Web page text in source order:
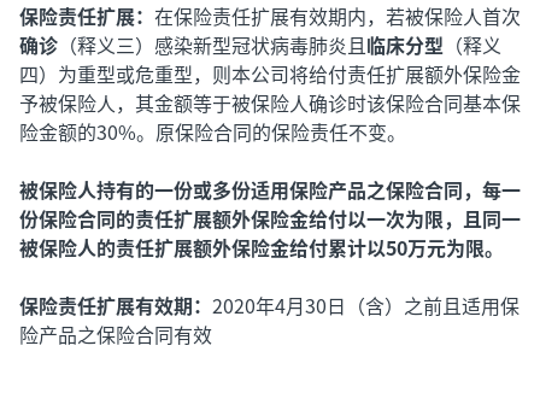
保险责任扩展： 在保险责任扩展有效期内，若被保险人首次
确诊 （释义三）感染新型冠状病毒肺炎且临床分型 （释义
四）为重型或危重型，则本公司将给付责任扩展额外保险金
予被保险人，其金额等于被保险人确诊时该保险合同基本保
险金额的30%。原保险合同的保险责任不变。
被保险人持有的一份或多份适用保险产品之保险合同，每一
份保险合同的责任扩展额外保险金给付以一次为限，且同一
被保险人的责任扩展额外保险金给付累计以50万元为限。
保险责任扩展有效期： 2020年4月30日（含）之前且适用保
险产品之保险合同有效